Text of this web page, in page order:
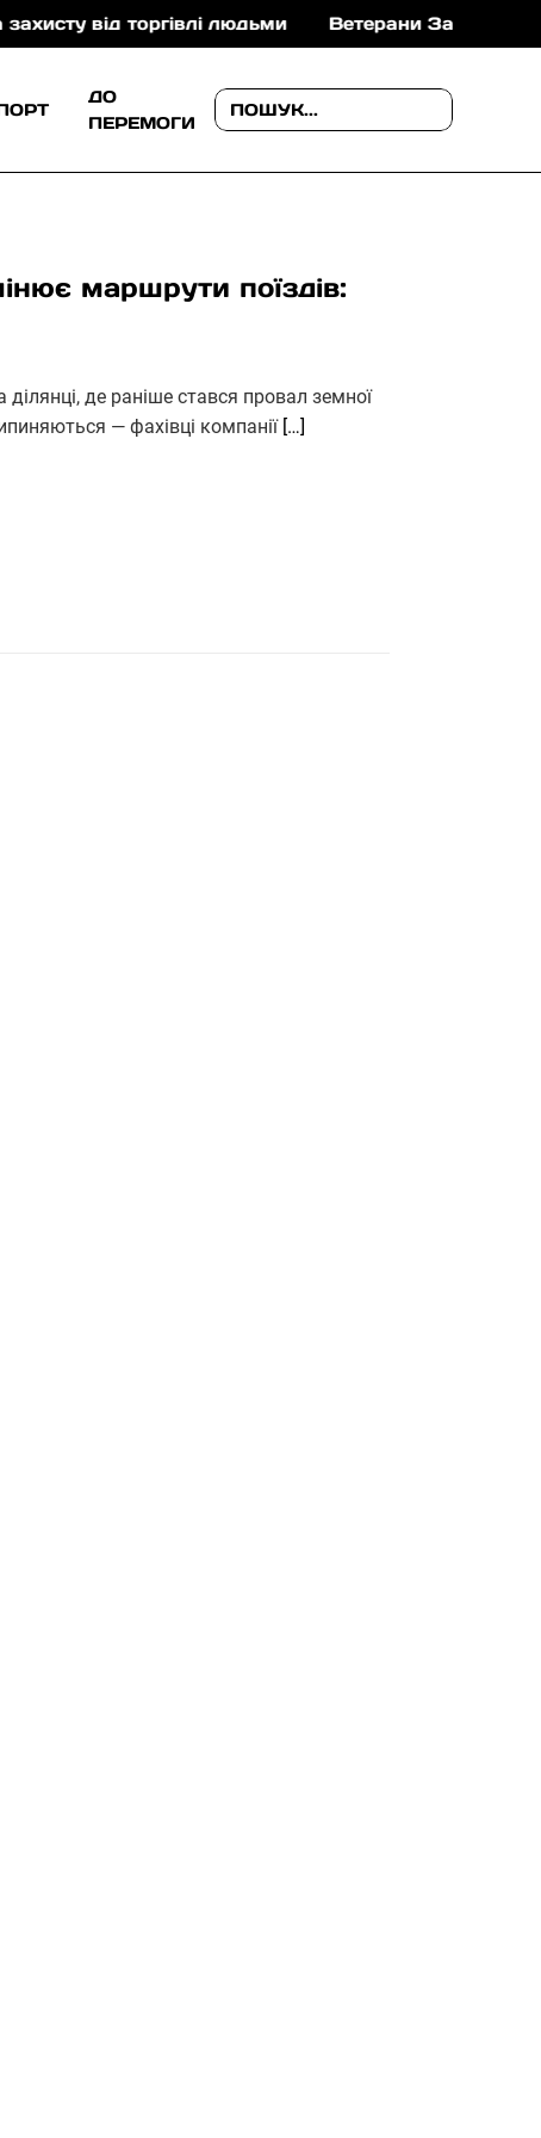
торгівлі людьми Ветерани Закарпаття можуть
ДО
ПЕРЕМОГИ
маршрути поїздів:
де раніше стався провал земної
— фахівці компанії […]